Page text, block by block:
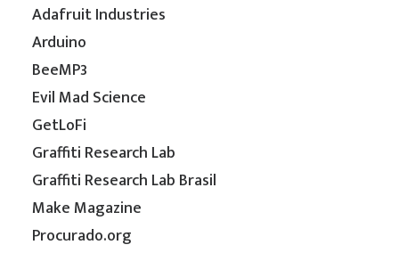
Adafruit Industries
Arduino
BeeMP3
Evil Mad Science
GetLoFi
Graffiti Research Lab
Graffiti Research Lab Brasil
Make Magazine
Procurado.org